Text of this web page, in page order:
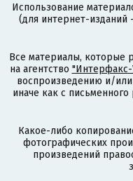
Использование
(для интернет-изданий
Все материалы, которые
на агентство "Интерфакс-
воспроизведению и/
иначе как с
Какое-либо
фотографических
произведений